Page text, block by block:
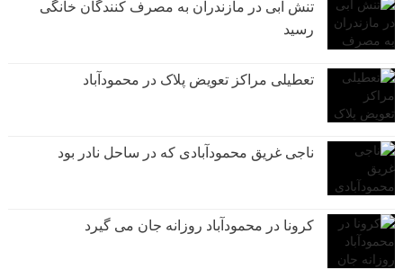
تنش آبی در مازندران به مصرف كنندگان خانگی
رسيد
تعطیلی مراکز تعویض پلاک در محمودآباد
ناجی غریق محمودآبادی که در ساحل نادر بود
کرونا در محمودآباد روزانه جان می گیرد